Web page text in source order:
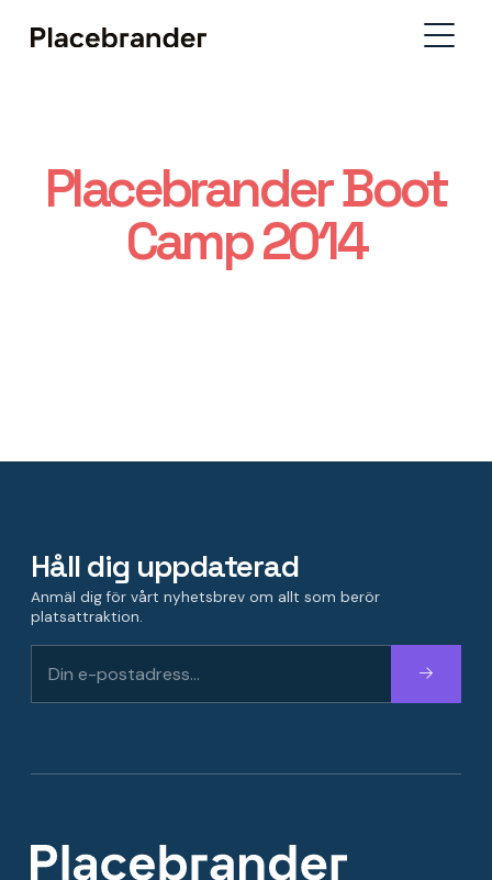
Placebrander Boot
Camp 2014
Håll dig uppdaterad
Anmäl dig för vårt nyhetsbrev om allt som berör
platsattraktion.
Fortsätt